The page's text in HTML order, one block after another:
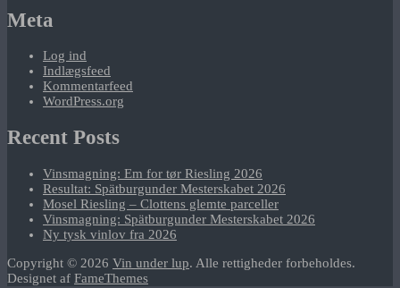
Meta
Log ind
Indlægsfeed
Kommentarfeed
WordPress.org
Recent Posts
Vinsmagning: Em for tør Riesling 2026
Resultat: Spätburgunder Mesterskabet 2026
Mosel Riesling – Clottens glemte parceller
Vinsmagning: Spätburgunder Mesterskabet 2026
Ny tysk vinlov fra 2026
Copyright © 2026 Vin under lup. Alle rettigheder forbeholdes.
Designet af FameThemes